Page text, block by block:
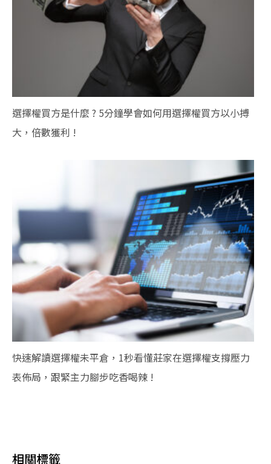
選擇權買方是什麼 ? 5分鐘學會如何用選擇權買方以小搏
大，倍數獲利 !
快速解讀選擇權未平倉，1秒看懂莊家在選擇權支撐壓力
表佈局，跟緊主力腳步吃香喝辣 !
相關標籤